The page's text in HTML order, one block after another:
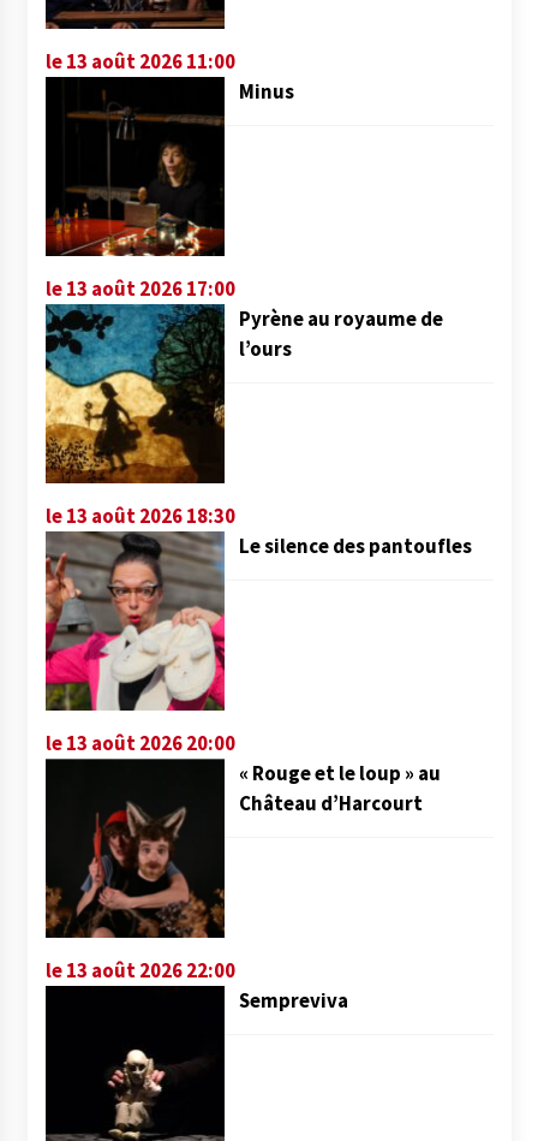
le 13 août 2026 11:00
Minus
le 13 août 2026 17:00
Pyrène au royaume de
l’ours
le 13 août 2026 18:30
Le silence des pantoufles
le 13 août 2026 20:00
« Rouge et le loup » au
Château d’Harcourt
le 13 août 2026 22:00
Sempreviva